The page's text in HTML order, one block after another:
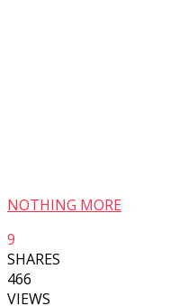
NOTHING MORE
9
SHARES
466
VIEWS